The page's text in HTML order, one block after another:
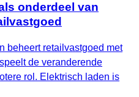
onderdeel van
beheert retailvastgoed met
de veranderende
rol. Elektrisch laden is